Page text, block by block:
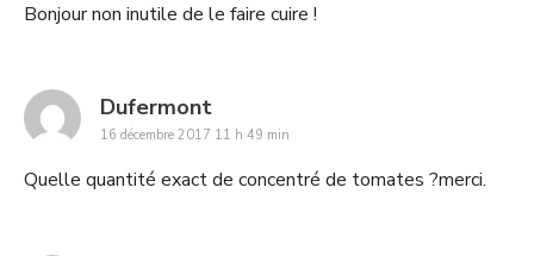
Bonjour non inutile de le faire cuire !
Dufermontsays:
16 décembre 2017 11 h 49 min
Quelle quantité exact de concentré de tomates ?merci.